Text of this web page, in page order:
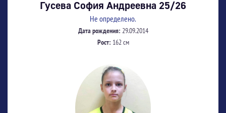
Гусева София Андреевна 25/26
Не определено.
Дата рождения: 29.09.2014
Рост: 162 см